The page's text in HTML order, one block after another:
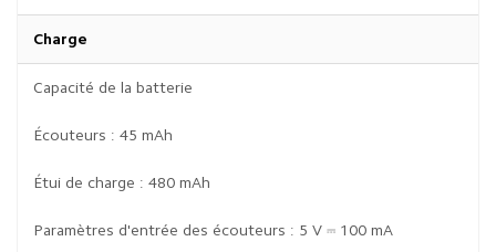
Charge
Capacité de la batterie
Écouteurs : 45 mAh
Étui de charge : 480 mAh
Paramètres d'entrée des écouteurs : 5 V ⎓ 100 mA